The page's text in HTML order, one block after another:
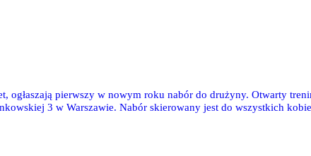
ogłaszają pierwszy w nowym roku nabór do drużyny. Otwarty
3 w Warszawie. Nabór skierowany jest do wszystkich